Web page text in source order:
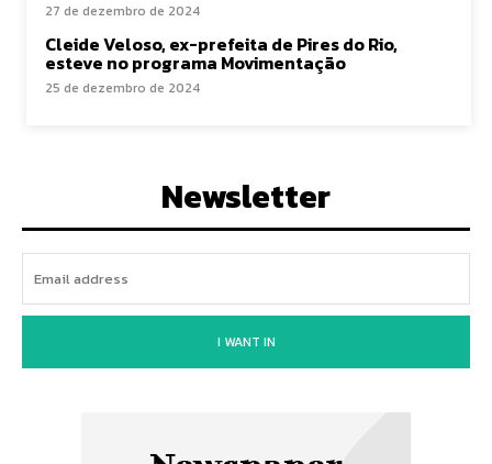
27 de dezembro de 2024
Cleide Veloso, ex-prefeita de Pires do Rio,
esteve no programa Movimentação
25 de dezembro de 2024
Newsletter
I WANT IN